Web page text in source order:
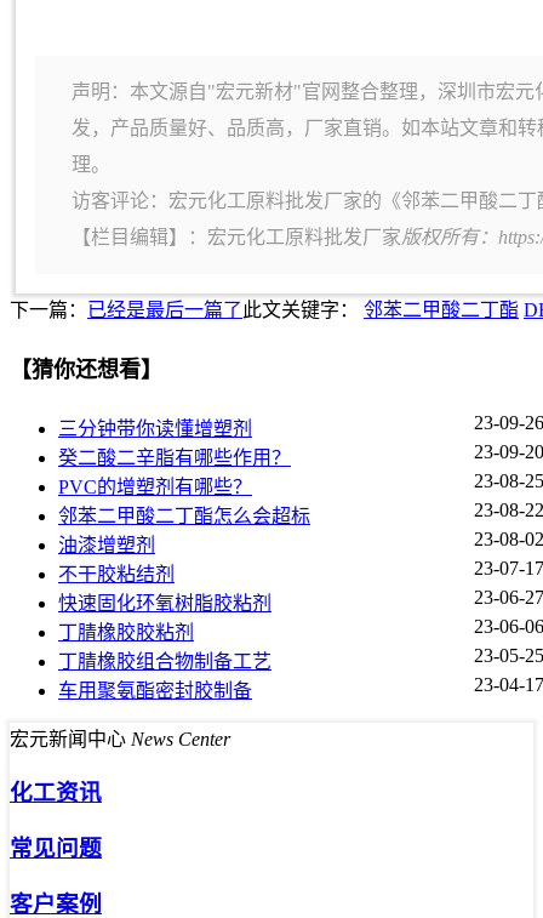
声明：本文源自"宏元新材"官网整合整理，深圳市宏
发，产品质量好、品质高，厂家直销。如本站文章和
理。
访客评论：宏元化工原料批发厂家的《邻苯二甲酸二
【栏目编辑】： 宏元化工原料批发厂家版权所有：
下一篇： 已经是最后一篇了 此文关键字： 邻苯二甲酸二丁酯
【猜你还想看】
三分钟带你读懂增塑剂
23-09-26
癸二酸二辛脂有哪些作用？
23-09-20
PVC的增塑剂有哪些？
23-08-25
邻苯二甲酸二丁酯怎么会超标
23-08-22
油漆增塑剂
23-08-02
不干胶粘结剂
23-07-17
快速固化环氧树脂胶粘剂
23-06-27
丁腈橡胶胶粘剂
23-06-06
丁腈橡胶组合物制备工艺
23-05-25
车用聚氨酯密封胶制备
23-04-17
宏元新闻中心 News Center
化工资讯
常见问题
客户案例